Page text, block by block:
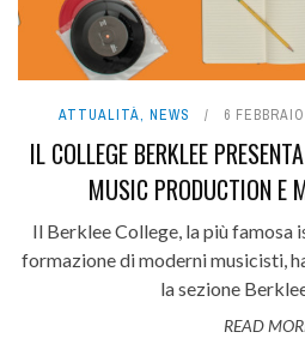
ATTUALITÀ, NEWS 6
IL COLLEGE BERKLEE
MUSIC PRODUCTION E
Il Berklee College, la più famosa
formazione di moderni musicisti,
la sezione
READ